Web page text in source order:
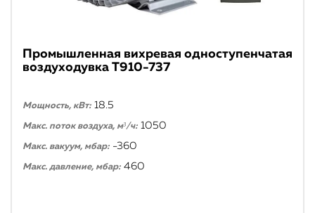
Промышленная вихревая одноступенчатая
воздуходувка T910-737
Мощность, кВт: 18.5
Макс. поток воздуха, м³/ч: 1050
Макс. вакуум, мбар: -360
Макс. давление, мбар: 460